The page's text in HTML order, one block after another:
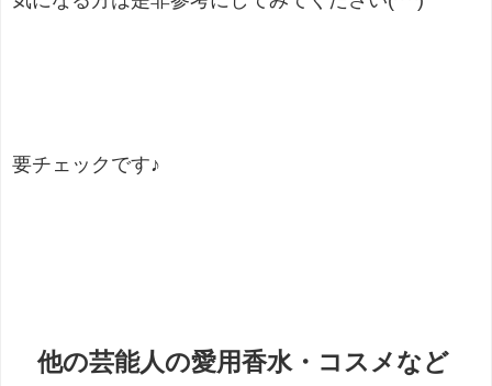
要チェックです♪
他の芸能人の愛用香水・コスメなど